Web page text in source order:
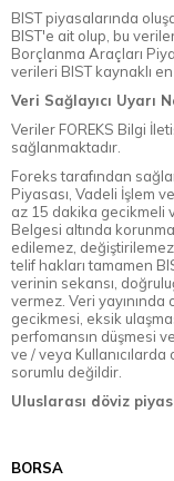
BIST piyasalarında
BIST'e ait olup, bu
Borçlanma Araçları
verileri BIST kaynaklı
Veri Sağlayıcı Uyarı
Veriler FOREKS Bilgi
sağlanmaktadır.
Foreks tarafından
Piyasası, Vadeli İşlem
az 15 dakika gecikmeli
Belgesi altında
edilemez,
telif hakları tamamen
verinin sekansı,
vermez. Veri yayınında
gecikmesi, eksik
perfomansın düşmesi
ve / veya
sorumlu değildir.
Uluslarası döviz
BORSA